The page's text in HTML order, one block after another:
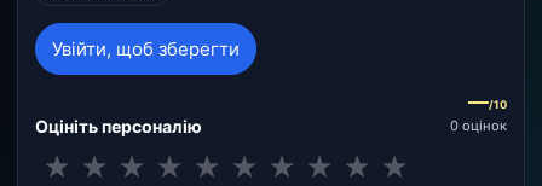
Увійти, щоб зберегти
Оцініть персоналію
—/10
0 оцінок
★ ★ ★ ★ ★ ★ ★ ★ ★ ★